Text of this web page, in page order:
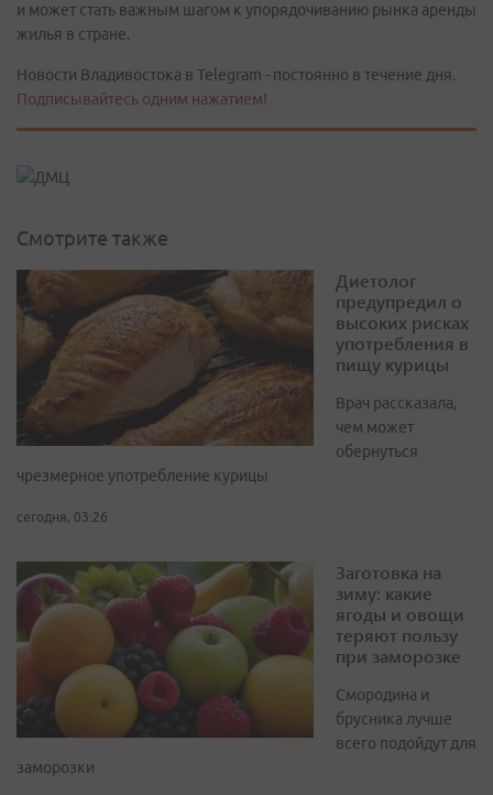
и может стать важным шагом к упорядочиванию рынка аренды
жилья в стране.
Новости Владивостока в Telegram - постоянно в течение дня.
Подписывайтесь одним нажатием!
Смотрите также
Диетолог
предупредил о
высоких рисках
употребления в
пищу курицы
Врач рассказала,
чем может
обернуться
чрезмерное употребление курицы
сегодня, 03:26
Заготовка на
зиму: какие
ягоды и овощи
теряют пользу
при заморозке
Смородина и
брусника лучше
всего подойдут для
заморозки